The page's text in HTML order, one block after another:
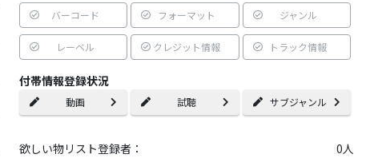
バーコード フォーマット ジャンル
レーベル クレジット情報 トラック情報
付帯情報登録状況
動画 試聴 サブジャンル
欲しい物リスト登録者： 0人